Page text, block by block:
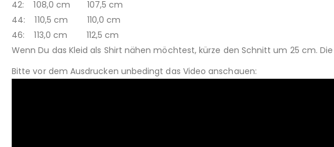
42: 108,0 cm 107,5 cm
44: 110,5 cm 110,0 cm
46: 113,0 cm 112,5 cm
Wenn Du das Kleid als Shirt nähen möchtest, kürze den Schnitt um 25 cm.
Bitte vor dem Ausdrucken unbedingt das Video anschauen: